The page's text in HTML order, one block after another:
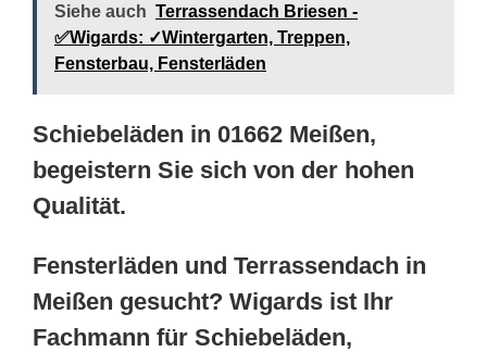
Siehe auch Terrassendach Briesen -
✅Wigards: ✓Wintergarten, Treppen,
Fensterbau, Fensterläden
Schiebeläden in 01662 Meißen,
begeistern Sie sich von der hohen
Qualität.
Fensterläden und Terrassendach in
Meißen gesucht? Wigards ist Ihr
Fachmann für Schiebeläden,